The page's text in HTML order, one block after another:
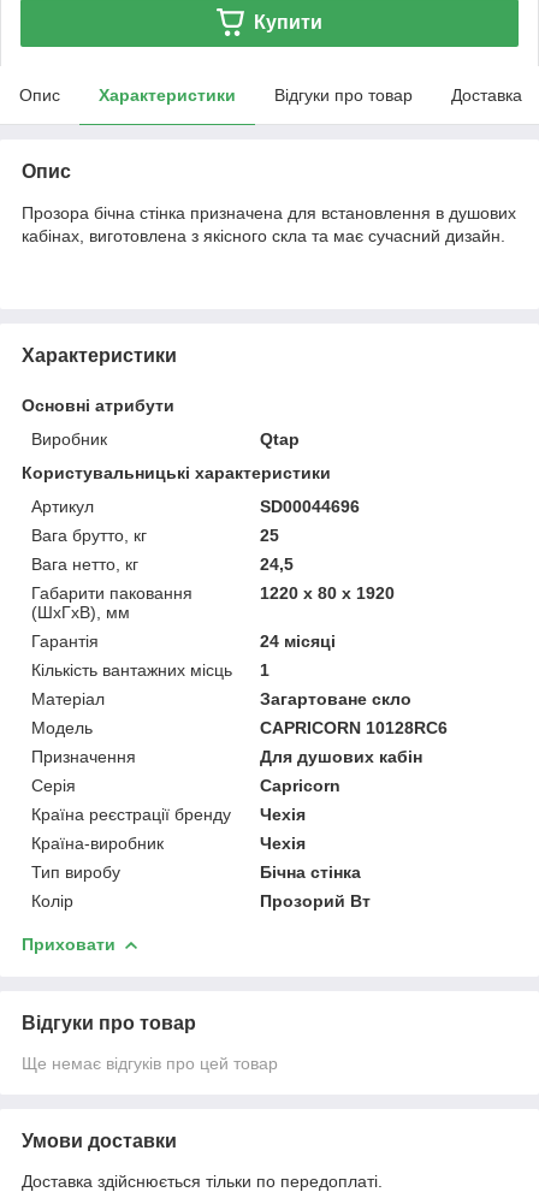
Купити
Опис Характеристики Відгуки про товар Доставка
Опис
Прозора бічна стінка призначена для встановлення в душових
кабінах, виготовлена з якісного скла та має сучасний дизайн.
Характеристики
Основні атрибути
Виробник
Qtap
Користувальницькі характеристики
Артикул
SD00044696
Вага брутто, кг
25
Вага нетто, кг
24,5
Габарити паковання
(ШхГхВ), мм
1220 х 80 х 1920
Гарантія
24 місяці
Кількість вантажних місць
1
Матеріал
Загартоване скло
Мoдель
CAPRICORN 10128RC6
Призначення
Для душових кабін
Серія
Capricorn
Країна реєстрації бренду
Чехія
Країна-виробник
Чехія
Тип виробу
Бічна стінка
Колір
Прозорий Вт
Приховати
Відгуки про товар
Ще немає відгуків про цей товар
Умови доставки
Доставка здійснюється тільки по передоплаті.